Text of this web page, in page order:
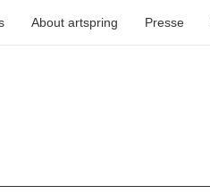
About artspring Presse